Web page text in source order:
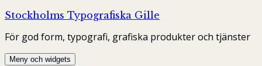
Hoppa
innehåll
Stockholms Typografiska Gille
För god form, typografi, grafiska produkter och tjänster
Meny och widgets